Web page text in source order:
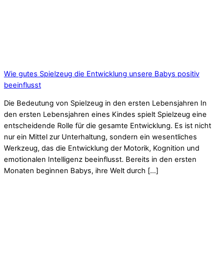
Wie gutes Spielzeug die Entwicklung unsere Babys positiv
beeinflusst
Die Bedeutung von Spielzeug in den ersten Lebensjahren In
den ersten Lebensjahren eines Kindes spielt Spielzeug eine
entscheidende Rolle für die gesamte Entwicklung. Es ist nicht
nur ein Mittel zur Unterhaltung, sondern ein wesentliches
Werkzeug, das die Entwicklung der Motorik, Kognition und
emotionalen Intelligenz beeinflusst. Bereits in den ersten
Monaten beginnen Babys, ihre Welt durch […]